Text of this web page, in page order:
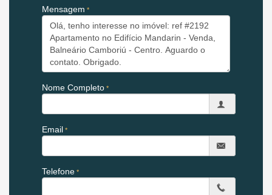
Sala de Estar
Sala de Jantar
Área de Serviço
02 Vagas de Garagem individuais
porém se desejar a churrasqueira é só retirar o móvel)
Salão de Festas
Espaço Gourmet
Academia
Sala de Jogos
Mensagem
Nome Completo
Email
Telefone